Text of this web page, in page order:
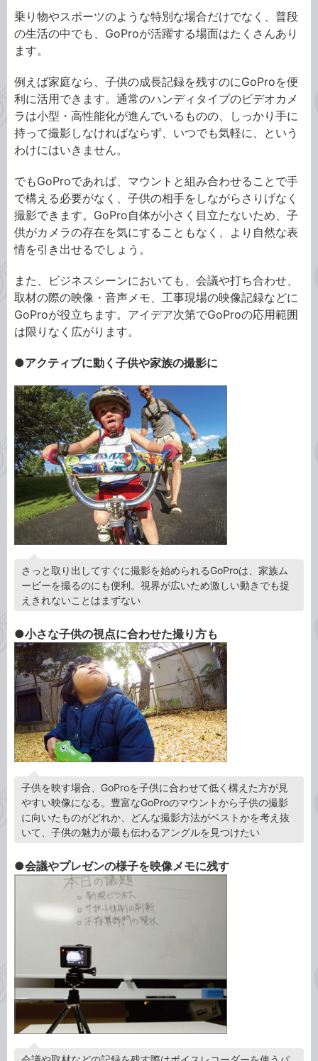
乗り物やスポーツのような特別な場合だけでなく、普段
の生活の中でも、GoProが活躍する場面はたくさんあり
ます。
例えば家庭なら、子供の成長記録を残すのにGoProを便
利に活用できます。通常のハンディタイプのビデオカメ
ラは小型・高性能化が進んでいるものの、しっかり手に
持って撮影しなければならず、いつでも気軽に、という
わけにはいきません。
でもGoProであれば、マウントと組み合わせることで手
で構える必要がなく、子供の相手をしながらさりげなく
撮影できます。GoPro自体が小さく目立たないため、子
供がカメラの存在を気にすることもなく、より自然な表
情を引き出せるでしょう。
また、ビジネスシーンにおいても、会議や打ち合わせ、
取材の際の映像・音声メモ、工事現場の映像記録などに
GoProが役立ちます。アイデア次第でGoProの応用範囲
は限りなく広がります。
●アクティブに動く子供や家族の撮影に
さっと取り出してすぐに撮影を始められるGoProは、家族ム
ービーを撮るのにも便利。視界が広いため激しい動きでも捉
えきれないことはまずない
●小さな子供の視点に合わせた撮り方も
子供を映す場合、GoProを子供に合わせて低く構えた方が見
やすい映像になる。豊富なGoProのマウントから子供の撮影
に向いたものがどれか、どんな撮影方法がベストかを考え抜
いて、子供の魅力が最も伝わるアングルを見つけたい
●会議やプレゼンの様子を映像メモに残す